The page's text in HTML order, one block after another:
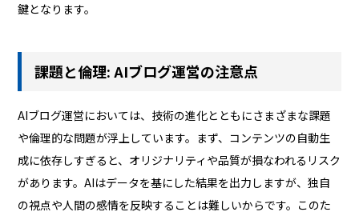
鍵となります。
課題と倫理: AIブログ運営の注意点
AIブログ運営においては、技術の進化とともにさまざまな課題
や倫理的な問題が浮上しています。まず、コンテンツの自動生
成に依存しすぎると、オリジナリティや品質が損なわれるリスク
があります。AIはデータを基にした結果を出力しますが、独自
の視点や人間の感情を反映することは難しいからです。このた